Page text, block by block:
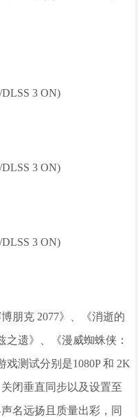
DLSS 3 ON)
DLSS 3 ON)
DLSS 3 ON)
朋克 2077》、《消逝的
遗》、《漫威蜘蛛侠：
测试分别是1080P 和 2K
闭垂直同步以及设置至
名远扬且质量出彩，同